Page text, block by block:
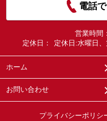
電話
営業時間：
定休日：
定休日:水曜日
ホーム
お問い合わせ
プライバシーポリシ